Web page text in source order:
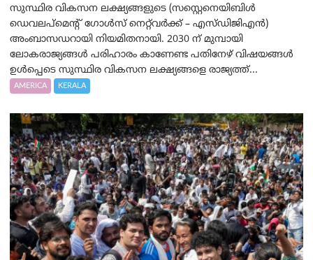
സുസ്ഥിര വികസന ലക്ഷ്യങ്ങളുടെ (സസ്റ്റെനെയിബിൾ
ഡെവലപ്‌മെന്റ് ഗോൾസ് നെറ്റ്‌വർക്ക് – എസ്ഡിജിഎൻ)
അംബാസഡറായി നിയമിതനായി. 2030 ന് മുമ്പായി
ലോകരാജ്യങ്ങൾ പരിഹാരം കാണേണ്ട പതിനേഴ് വിഷയങ്ങൾ
ഉൾപ്പെടെ സുസ്ഥിര വികസന ലക്ഷ്യങ്ങളെ രാജ്യത്ത്...
AMERICA KERALA